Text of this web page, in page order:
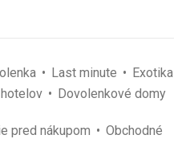
Last minute
Exotika
Dovolenkové domy
pred nákupom
Obchodné